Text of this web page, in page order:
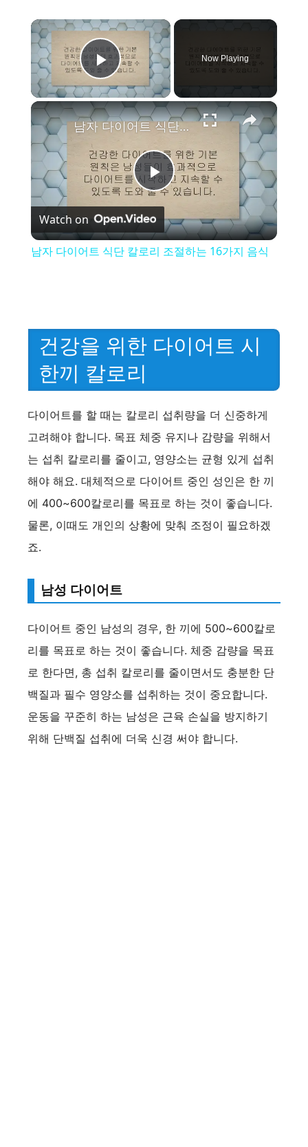
×
Play Video
Now Playing
×
P
l
V
i
d
e
o
남자 다이어트 식단 칼로리 조절하는 16가지 음식
Watch on
남자 다이어트 식단 칼로리 조절하는 16가지 음식
건강을 위한 다이어트 시
한끼 칼로리
다이어트를 할 때는 칼로리 섭취량을 더 신중하게
고려해야 합니다. 목표 체중 유지나 감량을 위해서
는 섭취 칼로리를 줄이고, 영양소는 균형 있게 섭취
해야 해요. 대체적으로 다이어트 중인 성인은 한 끼
에 400~600칼로리를 목표로 하는 것이 좋습니다.
물론, 이때도 개인의 상황에 맞춰 조정이 필요하겠
죠.
남성 다이어트
다이어트 중인 남성의 경우, 한 끼에 500~600칼로
리를 목표로 하는 것이 좋습니다. 체중 감량을 목표
로 한다면, 총 섭취 칼로리를 줄이면서도 충분한 단
백질과 필수 영양소를 섭취하는 것이 중요합니다.
운동을 꾸준히 하는 남성은 근육 손실을 방지하기
위해 단백질 섭취에 더욱 신경 써야 합니다.